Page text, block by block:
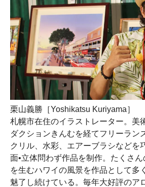
栗山義勝［Yoshikatsu Kuriyama］
札幌市在住のイラストレーター。美
ダクションきんむを経てフリーラン
クリル、水彩、エアーブラシなどを
面•立体問わず作品を制作。たくさ
を生むハワイの風景を作品として多
魅了し続けている。毎年大好評のア